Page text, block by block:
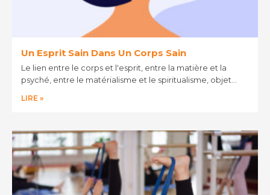
Un Esprit Sain Dans Un Corps Sain
Le lien entre le corps et l'esprit, entre la matière et la
psyché, entre le matérialisme et le spiritualisme, objet…
LIRE »